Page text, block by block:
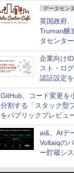
データセン
英国政府
Truman醸
タセンタ
企業向け
スト・ロ
認証設定
開できる
GitHub、コード変更を
分割する「スタック型
をパブリックプレビュ
ai&、AIデ
Voltaiqの
ー貯蔵シ